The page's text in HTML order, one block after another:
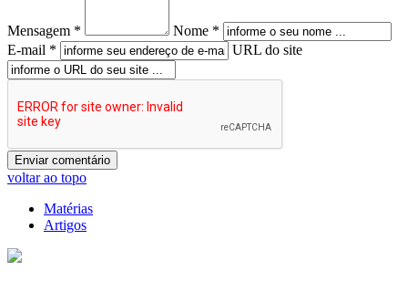
Mensagem *
Nome *
E-mail *
URL do site
voltar ao topo
Matérias
Artigos